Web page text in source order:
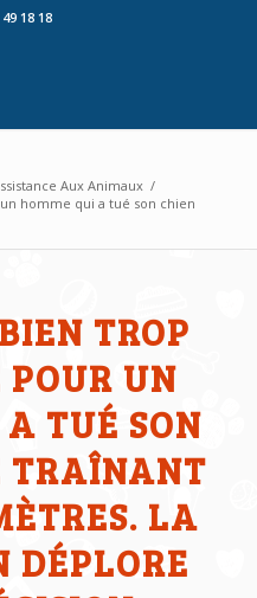
18 18
Aux Animaux /
homme qui a tué son chien
TROP
UN
TUÉ SON
TRAÎNANT
LA
DÉPLORE